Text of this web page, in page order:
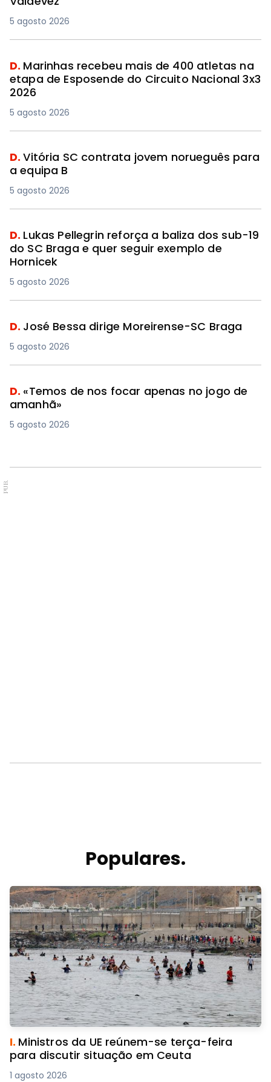
5 agosto 2026
D. Marinhas recebeu mais de 400 atletas na
etapa de Esposende do Circuito Nacional 3x3
2026
5 agosto 2026
D.Vitória SC contrata jovem norueguês para
a equipa B
5 agosto 2026
D. Lukas Pellegrin reforça a baliza dos sub-19
do SC Braga e quer seguir exemplo de
Hornicek
5 agosto 2026
D. José Bessa dirige Moreirense-SC Braga
5 agosto 2026
D. «Temos de nos focar apenas no jogo de
amanhã»
5 agosto 2026
PUB.
Populares.
I. Ministros da UE reúnem-se terça-feira
para discutir situação em Ceuta
1 agosto 2026